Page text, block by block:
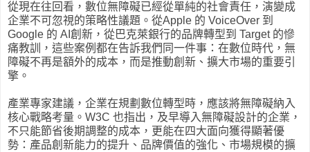
從現在往回看，數位無障礙已經從單純的社會責任，演變成
企業不可忽視的策略性議題。從Apple 的 VoiceOver 到
Google 的 AI創新，從巴克萊銀行的品牌轉型到 Target 的慘
痛教訓，這些案例都在告訴我們同一件事：在數位時代，無
障礙不再是額外的成本，而是推動創新、擴大市場的重要引
擎。
產業專家建議，企業在規劃數位轉型時，應該將無障礙納入
核心戰略考量。W3C 也指出，及早導入無障礙設計的企業，
不只能節省後期調整的成本，更能在四大面向獲得顯著優
勢：產品創新能力的提升、品牌價值的強化、市場規模的擴